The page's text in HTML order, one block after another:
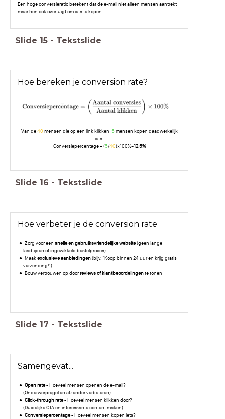
Een hoge conversieratio betekent dat de e-mail niet alleen mensen aantrekt,
maar hen ook overtuigt om iets te kopen.
Slide 15 - Tekstslide
Hoe bereken je conversion rate?
Van de40 mensen die op een link klikken, 5 mensen kopen daadwerkelijk
iets.
Conversiepercentage = (5/40)×100%=12,5%
Slide 16 - Tekstslide
Hoe verbeter je de conversion rate
Zorg voor een snelle en gebruiksvriendelijke website(geen lange
laadtijden of ingewikkeld bestelproces).
Maakexclusieve aanbiedingen(bijv. “Koop binnen 24 uur en krijg gratis
verzending!”).
Bouw vertrouwen op doorreviews of klantbeoordelingente tonen
Slide 17 - Tekstslide
Samengevat...
Open rate- Hoeveel mensen openen de e-mail?
(Onderwerpregel en afzender verbeteren)
Click-through rate- Hoeveel mensen klikken door?
(Duidelijke CTA en interessante content maken)
Conversiepercentage- Hoeveel mensen kopen iets?